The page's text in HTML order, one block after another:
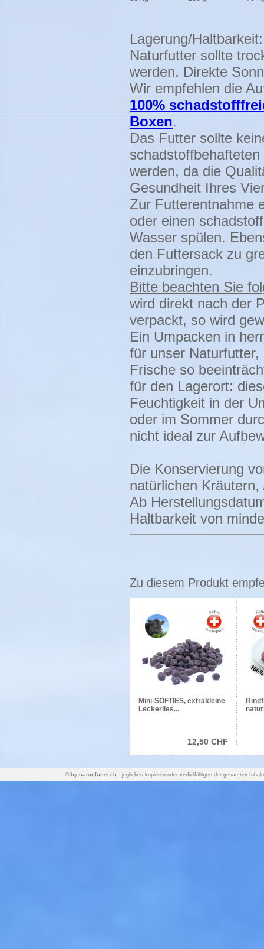
Lagerung/Haltbarkeit:
Naturfutter sollte
werden. Direkte
Wir empfehlen die
100%
Boxen.
Das Futter sollte
werden, da die
Gesundheit Ihres
Zur Futterentnahme
oder einen
Wasser spülen.
den Futtersack zu
einzubringen.
Bitte beachten Sie
wird direkt nach der
verpackt, so wird
Ein Umpacken in
für unser
Frische so
für den Lagerort:
Feuchtigkeit in der
oder im Sommer
nicht ideal zur
Die Konservierung
natürlichen
Ab
Haltbarkeit von
Zu diesem Produkt
Mini-SOFTIES, extrakleine
Leckerlies...
12,50 CHF
© by natur-futter.ch - jegliches kopieren oder verfielfältigen der